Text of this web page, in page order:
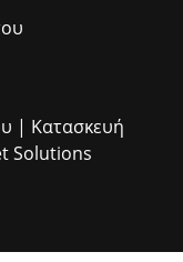
| Κατασκευή
Solutions